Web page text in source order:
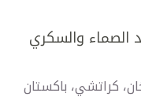
والسكري
كراتشي، باكستان